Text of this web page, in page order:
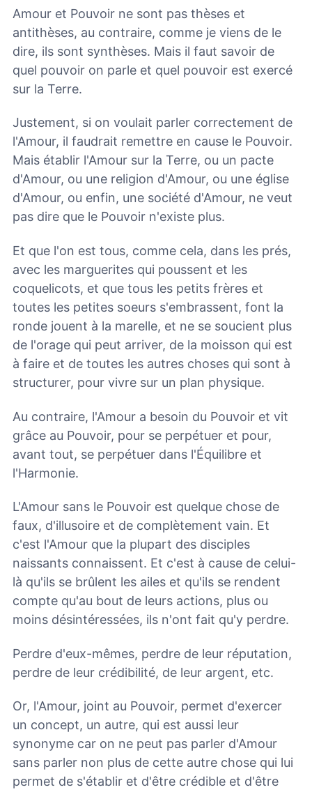
Amour et Pouvoir ne sont pas thèses et
antithèses, au contraire, comme je viens de le
dire, ils sont synthèses. Mais il faut savoir de
quel pouvoir on parle et quel pouvoir est exercé
sur la Terre.
Justement, si on voulait parler correctement de
l'Amour, il faudrait remettre en cause le Pouvoir.
Mais établir l'Amour sur la Terre, ou un pacte
d'Amour, ou une religion d'Amour, ou une église
d'Amour, ou enfin, une société d'Amour, ne veut
pas dire que le Pouvoir n'existe plus.
Et que l'on est tous, comme cela, dans les prés,
avec les marguerites qui poussent et les
coquelicots, et que tous les petits frères et
toutes les petites soeurs s'embrassent, font la
ronde jouent à la marelle, et ne se soucient plus
de l'orage qui peut arriver, de la moisson qui est
à faire et de toutes les autres choses qui sont à
structurer, pour vivre sur un plan physique.
Au contraire, l'Amour a besoin du Pouvoir et vit
grâce au Pouvoir, pour se perpétuer et pour,
avant tout, se perpétuer dans l'Équilibre et
l'Harmonie.
L'Amour sans le Pouvoir est quelque chose de
faux, d'illusoire et de complètement vain. Et
c'est l'Amour que la plupart des disciples
naissants connaissent. Et c'est à cause de celui-
là qu'ils se brûlent les ailes et qu'ils se rendent
compte qu'au bout de leurs actions, plus ou
moins désintéressées, ils n'ont fait qu'y perdre.
Perdre d'eux-mêmes, perdre de leur réputation,
perdre de leur crédibilité, de leur argent, etc.
Or, l'Amour, joint au Pouvoir, permet d'exercer
un concept, un autre, qui est aussi leur
synonyme car on ne peut pas parler d'Amour
sans parler non plus de cette autre chose qui lui
permet de s'établir et d'être crédible et d'être